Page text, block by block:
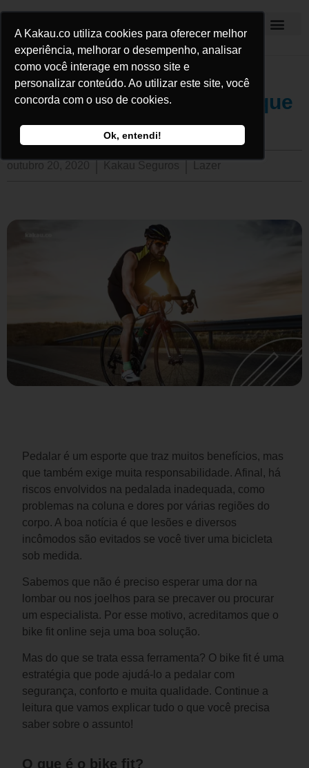
A Kakau.co utiliza cookies para oferecer melhor
experiência, melhorar o desempenho, analisar
como você interage em nosso site e
personalizar conteúdo. Ao utilizar este site, você
concorda com o uso de cookies.
Ok, entendi!
Bike fit online: entenda o que
é e como funciona
outubro 20, 2020 Kakau Seguros Lazer
Pedalar é um esporte que traz muitos benefícios, mas
que também exige muita responsabilidade. Afinal, há
riscos envolvidos na pedalada inadequada, como
problemas na coluna e dores por várias regiões do
corpo. A boa notícia é que lesões e diversos
incômodos são evitados se você tiver uma bicicleta
sob medida.
Sabemos que não é preciso esperar uma dor na
lombar ou nos joelhos para se precaver ou procurar
um especialista. Por esse motivo, acreditamos que o
bike fit online seja uma boa solução.
Mas do que se trata essa ferramenta? O bike fit é uma
estratégia que pode ajudá-lo a pedalar com
segurança, conforto e muita qualidade. Continue a
leitura que vamos explicar tudo o que você precisa
saber sobre o assunto!
O que é o bike fit?